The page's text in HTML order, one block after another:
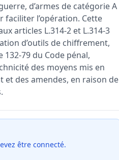
d’armes de catégorie A
l’opération. Cette
articles L.314-2 et L.314-3
d’outils de chiffrement,
79 du Code pénal,
des moyens mis en
et des amendes, en raison de
être connecté.